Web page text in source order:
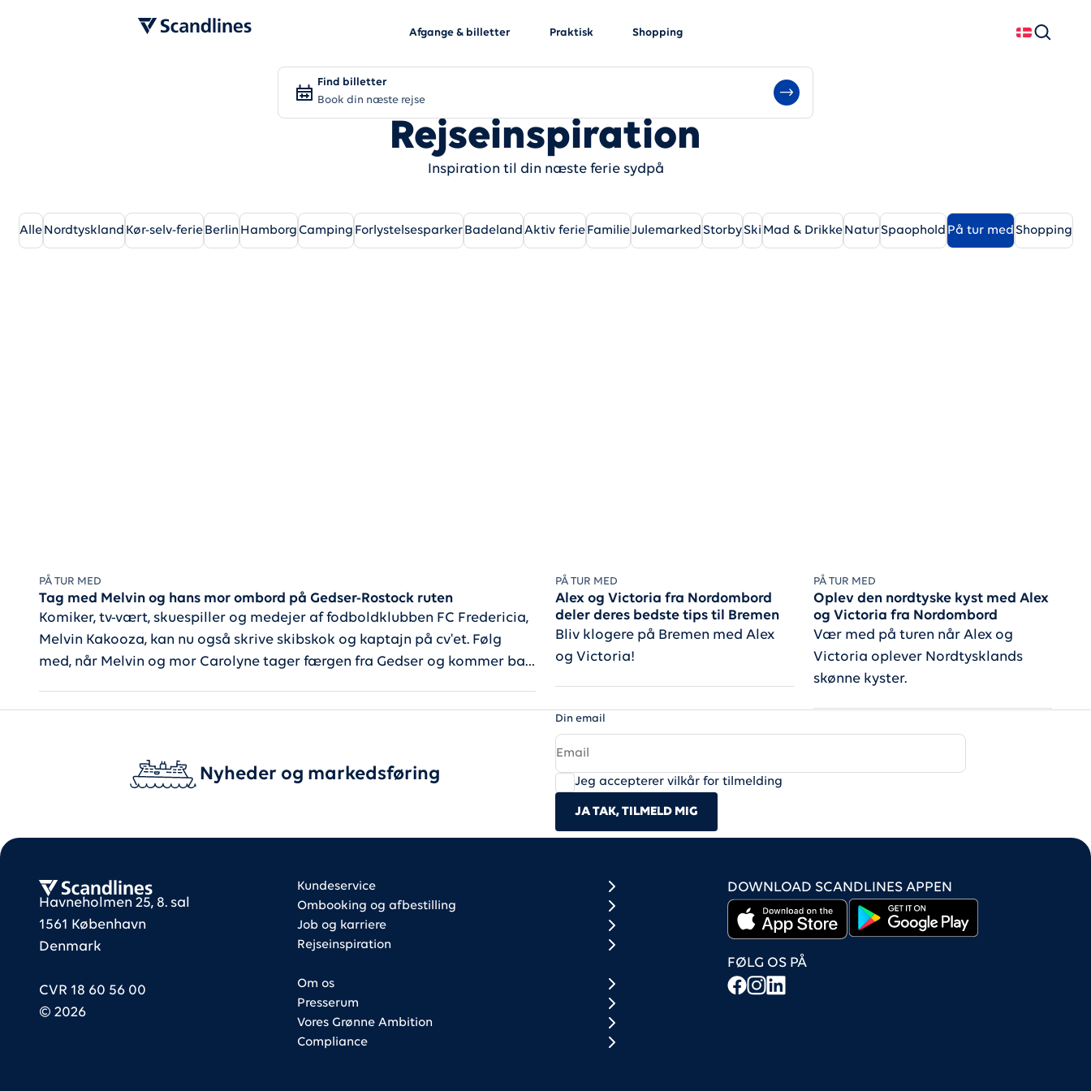
Afgange & billetter Praktisk Shopping
Dansk
Søg
Find billetter
Book din næste rejse
Rejseinspiration
Inspiration til din næste ferie sydpå
Alle Nordtyskland Kør-selv-ferie Berlin Hamborg Camping Forlystelsesparker Badeland Aktiv ferie FamilieJulemarked StorbySki Mad & Drikke NaturSpaophold På tur med Shopping
Tag med Melvin og hans mor ombord på Gedser-Rostock ruten
PÅ TUR MED
Komiker, tv-vært, skuespiller og medejer af fodboldklubben FC Fredericia,
Melvin Kakooza, kan nu også skrive skibskok og kaptajn på cv'et. Følg
med, når Melvin og mor Carolyne tager færgen fra Gedser og kommer bag
Alex og Victoria fra Nordombord
deler deres bedste tips til Bremen
PÅ TUR MED
Bliv klogere på Bremen med Alex
og Victoria!
Oplev den nordtyske kyst med Alex
og Victoria fra Nordombord
PÅ TUR MED
Vær med på turen når Alex og
Victoria oplever Nordtysklands
skønne kyster.
Nyheder og markedsføring
Din email
Jeg accepterer vilkår for tilmelding
JA TAK, TILMELD MIG
Scandlines
Havneholmen 25, 8. sal
1561 København
Denmark
CVR 18 60 56 00
© 2026
Footer column 1
Kundeservice
Ombooking og afbestilling
Job og karriere
Rejseinspiration
Footer column 2
Om os
Presserum
Vores Grønne Ambition
Compliance
DOWNLOAD SCANDLINES APPEN
FØLG OS PÅ